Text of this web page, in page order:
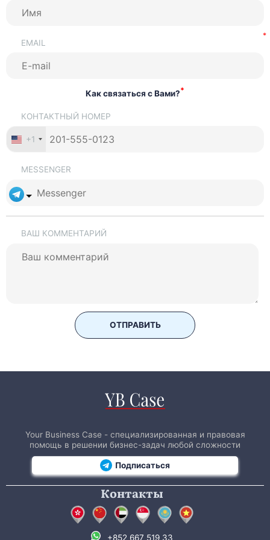
EMAIL
Как связаться с Вами?*
КОНТАКТНЫЙ НОМЕР
+1
MESSENGER
ВАШ КОММЕНТАРИЙ
ОТПРАВИТЬ
Your Business Case - специализированная и правовая
помощь в решении бизнес-задач любой сложности
Подписаться
Контакты
+852 667 519 33